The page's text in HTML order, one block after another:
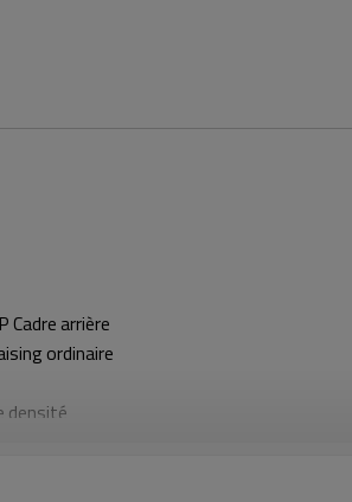
Cadre arrière
ordinaire
densité